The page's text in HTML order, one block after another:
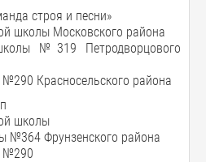
строя и песни»
школы Московского района
№319 Петродворцового
Красносельского района
школы
№364 Фрунзенского района
№290